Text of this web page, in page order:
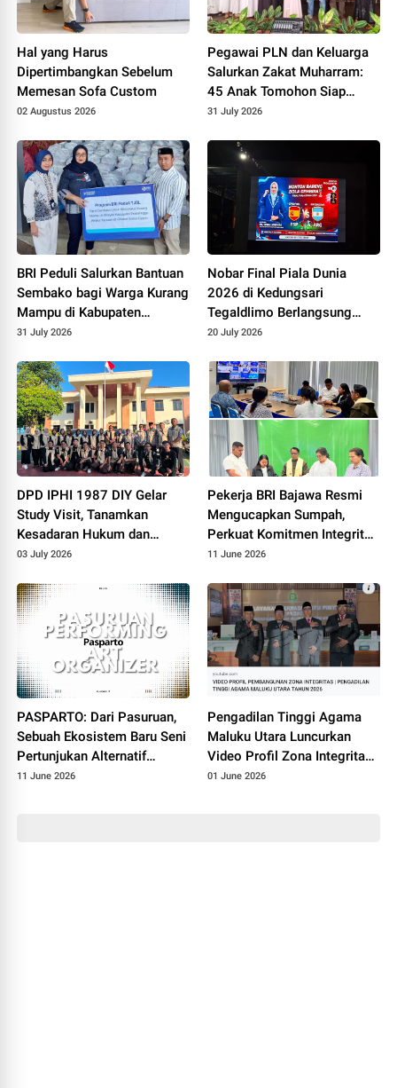
Hal yang Harus
Dipertimbangkan Sebelum
Memesan Sofa Custom
02 Augustus 2026
⁠Pegawai PLN dan Keluarga
Salurkan Zakat Muharram:
45 Anak Tomohon Siap
Tahun Ajaran Baru
31 July 2026
BRI Peduli Salurkan Bantuan
Sembako bagi Warga Kurang
Mampu di Kabupaten
Probolinggo
31 July 2026
Nobar Final Piala Dunia
2026 di Kedungsari
Tegaldlimo Berlangsung
Meriah, TVRI Sport dan Dina
Bersama Warga
20 July 2026
DPD IPHI 1987 DIY Gelar
Study Visit, Tanamkan
Kesadaran Hukum dan
Integritas bagi Generasi Z
03 July 2026
Pekerja BRI Bajawa Resmi
Mengucapkan Sumpah,
Perkuat Komitmen Integritas
dan Profesionalisme
11 June 2026
PASPARTO: Dari Pasuruan,
Sebuah Ekosistem Baru Seni
Pertunjukan Alternatif
Sedang Diperjuangkan
11 June 2026
Pengadilan Tinggi Agama
Maluku Utara Luncurkan
Video Profil Zona Integritas
2026, Wujudkan Peradilan
01 June 2026